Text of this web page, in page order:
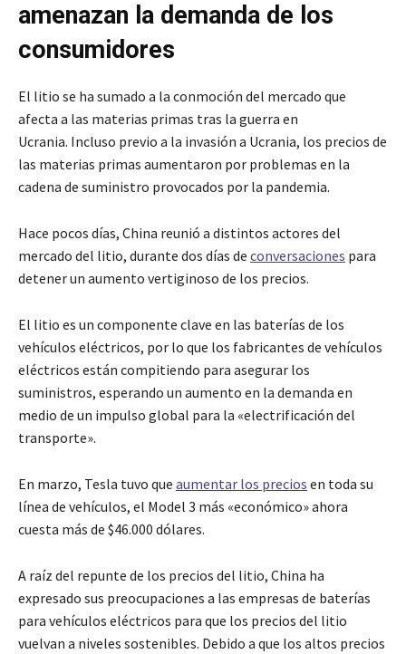
amenazan la demanda de los
consumidores
El litio se ha sumado a la conmoción del mercado que
afecta a las materias primas tras la guerra en
Ucrania. Incluso previo a la invasión a Ucrania, los precios de
las materias primas aumentaron por problemas en la
cadena de suministro provocados por la pandemia.
Hace pocos días, China reunió a distintos actores del
mercado del litio, durante dos días de conversaciones para
detener un aumento vertiginoso de los precios.
El litio es un componente clave en las baterías de los
vehículos eléctricos, por lo que los fabricantes de vehículos
eléctricos están compitiendo para asegurar los
suministros, esperando un aumento en la demanda en
medio de un impulso global para la «electrificación del
transporte».
En marzo, Tesla tuvo que aumentar los precios en toda su
línea de vehículos, el Model 3 más «económico» ahora
cuesta más de $46.000 dólares.
A raíz del repunte de los precios del litio, China ha
expresado sus preocupaciones a las empresas de baterías
para vehículos eléctricos para que los precios del litio
vuelvan a niveles sostenibles. Debido a que los altos precios